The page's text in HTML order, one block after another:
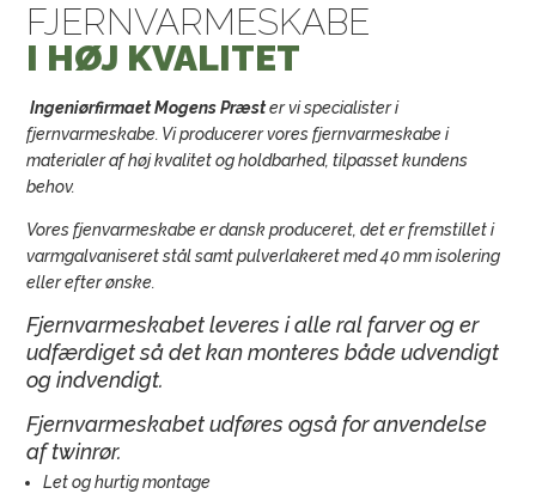
FJERNVARMESKABE
I HØJ KVALITET
Ingeniørfirmaet Mogens Præster vi specialister i
fjernvarmeskabe. Vi producerer vores fjernvarmeskabe i
materialer af høj kvalitet og holdbarhed, tilpasset kundens
behov.
Vores fjenvarmeskabe er dansk produceret, det er fremstillet i
varmgalvaniseret stål samt pulverlakeret med 40 mm isolering
eller efter ønske.
Fjernvarmeskabet leveres i alle ral farver og er
udfærdiget så det kan monteres både udvendigt
og indvendigt.
Fjernvarmeskabet udføres også for anvendelse
af twinrør.
Let og hurtig montage